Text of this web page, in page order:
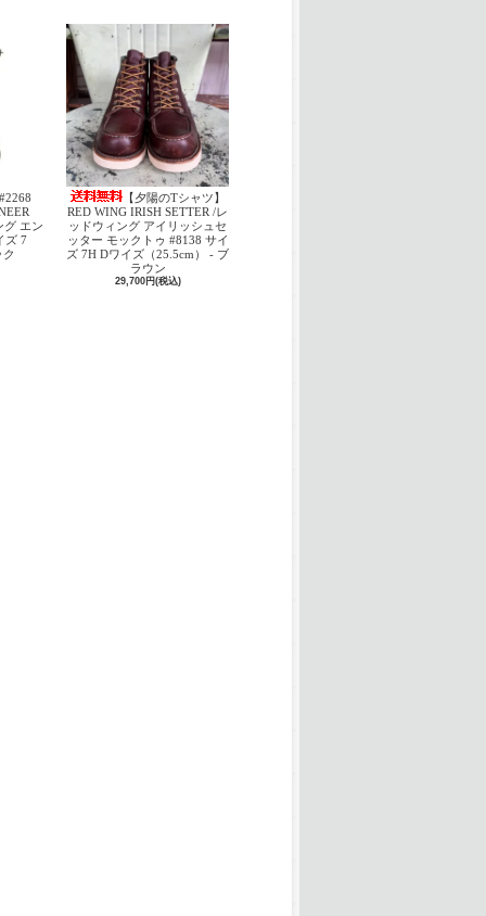
グ エン
ズ 7
【夕陽のTシャツ】
RED WING IRISH SETTER /レ
ッドウィング アイリッシュセ
ッター モックトゥ #8138 サイ
ズ 7H Dワイズ（25.5cm） - ブ
ラウン
29,700円(税込)